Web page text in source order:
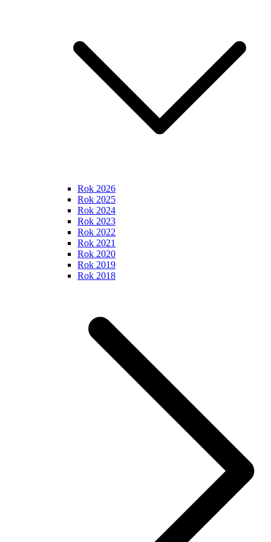
Rok 2026
Rok 2025
Rok 2024
Rok 2023
Rok 2022
Rok 2021
Rok 2020
Rok 2019
Rok 2018